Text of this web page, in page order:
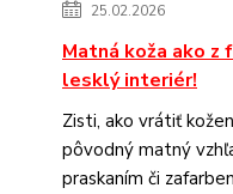
25.02.2026
Matná koža ako z
lesklý interiér!
Zisti, ako vrátiť
pôvodný matný
praskaním či